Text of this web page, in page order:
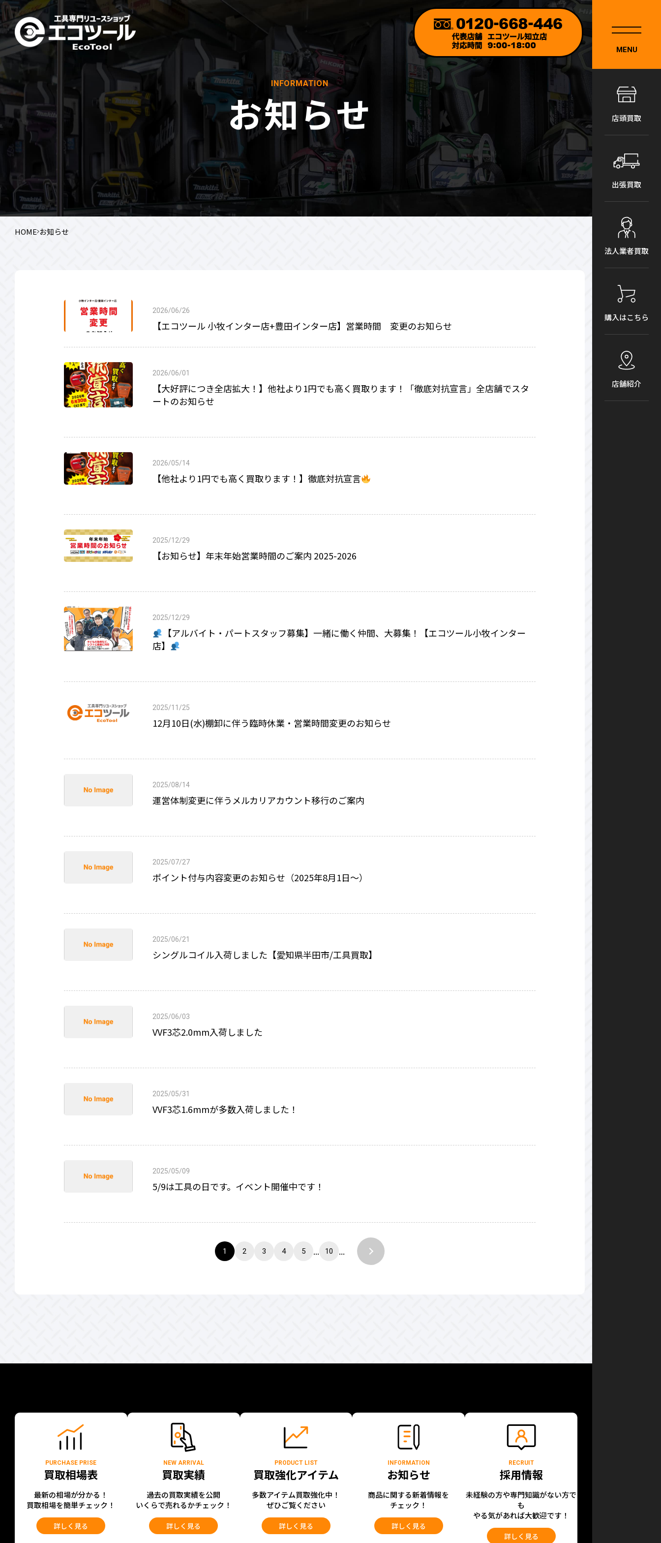
MENU
店頭買取
出張買取
法人業者買取
購入はこちら
店舗紹介
INFORMATION
お知らせ
HOME お知らせ
2026/06/26
【エコツール 小牧インター店+豊田インター店】営業時間 変更のお知らせ
2026/06/01
【大好評につき全店拡大！】他社より1円でも高く買取ります！「徹底対抗宣言」全店舗でスタ
ートのお知らせ
2026/05/14
【他社より1円でも高く買取ります！】徹底対抗宣言
2025/12/29
【お知らせ】年末年始営業時間のご案内 2025-2026
2025/12/29
【アルバイト・パートスタッフ募集】一緒に働く仲間、大募集！【エコツール小牧インター
店】
2025/11/25
12月10日(水)棚卸に伴う臨時休業・営業時間変更のお知らせ
2025/08/14
運営体制変更に伴うメルカリアカウント移行のご案内
2025/07/27
ポイント付与内容変更のお知らせ（2025年8月1日〜）
2025/06/21
シングルコイル入荷しました【愛知県半田市/工具買取】
2025/06/03
VVF3芯2.0mm入荷しました
2025/05/31
VVF3芯1.6mmが多数入荷しました！
2025/05/09
5/9は工具の日です。イベント開催中です！
1 2 3 4 5 ... 10 ...
PURCHASE PRISE
買取相場表
最新の相場が分かる！
買取相場を簡単チェック！
詳しく見る
NEW ARRIVAL
買取実績
過去の買取実績を公開
いくらで売れるかチェック！
詳しく見る
PRODUCT LIST
買取強化アイテム
多数アイテム買取強化中！
ぜひご覧ください
詳しく見る
INFORMATION
お知らせ
商品に関する新着情報を
チェック！
詳しく見る
RECRUIT
採用情報
未経験の方や専門知識がない方で
も
やる気があれば大歓迎です！
詳しく見る